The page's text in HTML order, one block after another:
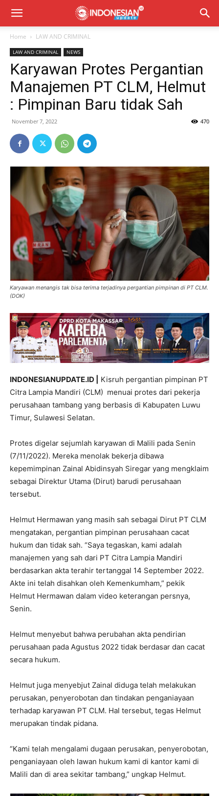
Home LAW AND CRIMINAL
LAW AND CRIMINAL NEWS
Karyawan Protes Pergantian
Manajemen PT CLM, Helmut
: Pimpinan Baru tidak Sah
November 7, 2022 470
Karyawan menangis tak bisa terima terjadinya pergantian pimpinan di PT CLM.
(DOK)
INDONESIANUPDATE.ID |
Kisruh pergantian pimpinan PT
Citra Lampia Mandiri (CLM) menuai protes dari pekerja
perusahaan tambang yang berbasis di Kabupaten Luwu
Timur, Sulawesi Selatan.
Protes digelar sejumlah karyawan di Malili pada Senin
(7/11/2022). Mereka menolak bekerja dibawa
kepemimpinan Zainal Abidinsyah Siregar yang mengklaim
sebagai Direktur Utama (Dirut) barudi perusahaan
tersebut.
Helmut Hermawan yang masih sah sebagai Dirut PT CLM
mengatakan, pergantian pimpinan perusahaan cacat
hukum dan tidak sah. “Saya tegaskan, kami adalah
manajemen yang sah dari PT Citra Lampia Mandiri
berdasarkan akta terahir tertanggal 14 September 2022.
Akte ini telah disahkan oleh Kemenkumham,” pekik
Helmut Hermawan dalam video keterangan persnya,
Senin.
Helmut menyebut bahwa perubahan akta pendirian
perusahaan pada Agustus 2022 tidak berdasar dan cacat
secara hukum.
Helmut juga menyebjut Zainal diduga telah melakukan
perusakan, penyerobotan dan tindakan penganiayaan
terhadap karyawan PT CLM. Hal tersebut, tegas Helmut
merupakan tindak pidana.
“Kami telah mengalami dugaan perusakan, penyerobotan,
penganiayaan oleh lawan hukum kami di kantor kami di
Malili dan di area sekitar tambang,” ungkap Helmut.